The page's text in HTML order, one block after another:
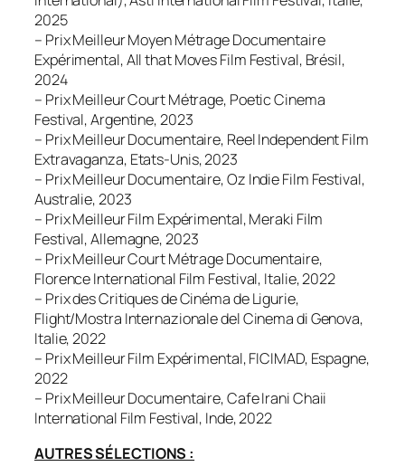
2025
– Prix Meilleur Moyen Métrage Documentaire
Expérimental, All that Moves Film Festival, Brésil,
2024
– Prix Meilleur Court Métrage, Poetic Cinema
Festival, Argentine, 2023
– Prix Meilleur Documentaire, Reel Independent Film
Extravaganza, Etats-Unis, 2023
– Prix Meilleur Documentaire, Oz Indie Film Festival,
Australie, 2023
– Prix Meilleur Film Expérimental, Meraki Film
Festival, Allemagne, 2023
– Prix Meilleur Court Métrage Documentaire,
Florence International Film Festival, Italie, 2022
– Prix des Critiques de Cinéma de Ligurie,
Flight/Mostra Internazionale del Cinema di Genova,
Italie, 2022
– Prix Meilleur Film Expérimental, FICIMAD, Espagne,
2022
– Prix Meilleur Documentaire, Cafe Irani Chaii
International Film Festival, Inde, 2022
AUTRES SÉLECTIONS :